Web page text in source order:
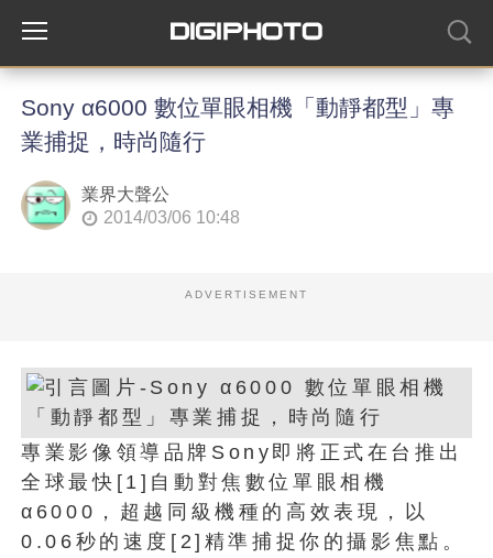
Sony α6000 數位單眼相機「動靜都型」專
業捕捉，時尚隨行
業界大聲公
2014/03/06 10:48
ADVERTISEMENT
專業影像領導品牌Sony即將正式在台推出
全球最快[1]自動對焦數位單眼相機
α6000，超越同級機種的高效表現，以
0.06秒的速度[2]精準捕捉你的攝影焦點。